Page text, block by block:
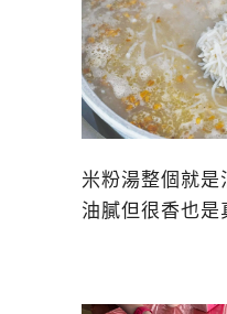
米粉湯整個就
油膩但很香也是